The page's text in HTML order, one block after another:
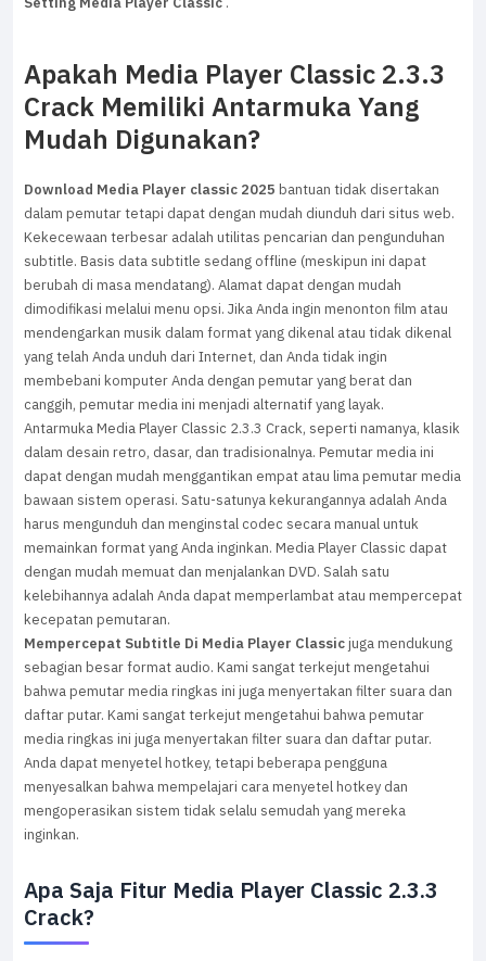
Apakah Media Player Classic 2.3.3
Crack Memiliki Antarmuka Yang
Mudah Digunakan?
Download Media Player classic 2025 bantuan tidak disertakan
dalam pemutar tetapi dapat dengan mudah diunduh dari situs web.
Kekecewaan terbesar adalah utilitas pencarian dan pengunduhan
subtitle. Basis data subtitle sedang offline (meskipun ini dapat
berubah di masa mendatang). Alamat dapat dengan mudah
dimodifikasi melalui menu opsi. Jika Anda ingin menonton film atau
mendengarkan musik dalam format yang dikenal atau tidak dikenal
yang telah Anda unduh dari Internet, dan Anda tidak ingin
membebani komputer Anda dengan pemutar yang berat dan
canggih, pemutar media ini menjadi alternatif yang layak.
Antarmuka Media Player Classic 2.3.3 Crack, seperti namanya, klasik
dalam desain retro, dasar, dan tradisionalnya. Pemutar media ini
dapat dengan mudah menggantikan empat atau lima pemutar media
bawaan sistem operasi. Satu-satunya kekurangannya adalah Anda
harus mengunduh dan menginstal codec secara manual untuk
memainkan format yang Anda inginkan. Media Player Classic dapat
dengan mudah memuat dan menjalankan DVD. Salah satu
kelebihannya adalah Anda dapat memperlambat atau mempercepat
kecepatan pemutaran.
Mempercepat Subtitle Di Media Player Classicjuga mendukung
sebagian besar format audio. Kami sangat terkejut mengetahui
bahwa pemutar media ringkas ini juga menyertakan filter suara dan
daftar putar. Kami sangat terkejut mengetahui bahwa pemutar
media ringkas ini juga menyertakan filter suara dan daftar putar.
Anda dapat menyetel hotkey, tetapi beberapa pengguna
menyesalkan bahwa mempelajari cara menyetel hotkey dan
mengoperasikan sistem tidak selalu semudah yang mereka
inginkan.
Apa Saja Fitur Media Player Classic 2.3.3
Crack?